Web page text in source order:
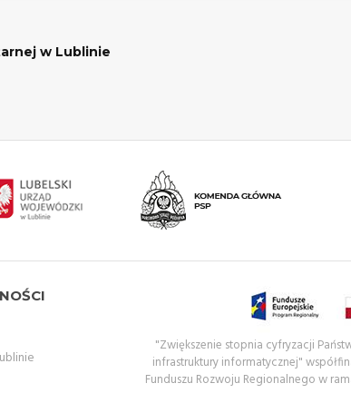
w Lublinie
"Zwiększenie stopnia cyfryzacji
infrastruktury informatycznej"
Funduszu Rozwoju Regionalnego w